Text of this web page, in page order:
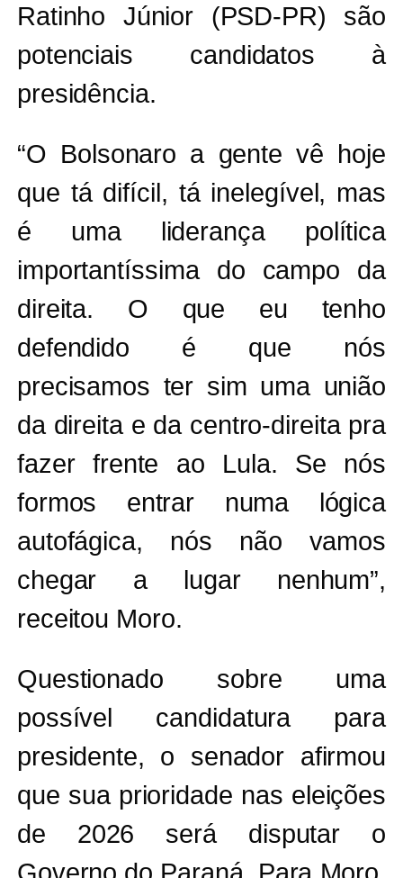
Ratinho Júnior (PSD-PR) são
potenciais candidatos à
presidência.
“O Bolsonaro a gente vê hoje
que tá difícil, tá inelegível, mas
é uma liderança política
importantíssima do campo da
direita. O que eu tenho
defendido é que nós
precisamos ter sim uma união
da direita e da centro-direita pra
fazer frente ao Lula. Se nós
formos entrar numa lógica
autofágica, nós não vamos
chegar a lugar nenhum”,
receitou Moro.
Questionado sobre uma
possível candidatura para
presidente, o senador afirmou
que sua prioridade nas eleições
de 2026 será disputar o